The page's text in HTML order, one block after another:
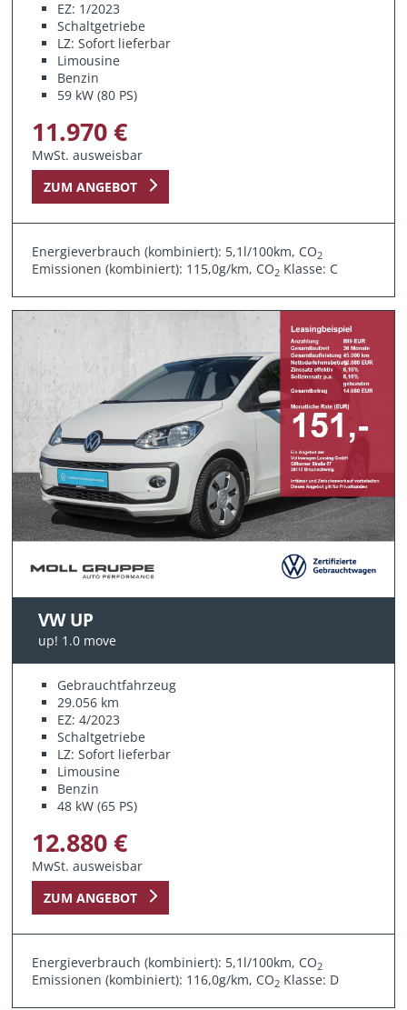
EZ: 1/2023
Schaltgetriebe
LZ: Sofort lieferbar
Limousine
Benzin
59 kW (80 PS)
11.970 €
MwSt. ausweisbar
ZUM ANGEBOT
Energieverbrauch (kombiniert): 5,1l/100km, CO2
Emissionen (kombiniert): 115,0g/km, CO2 Klasse: C
VW UP
up! 1.0 move
Gebrauchtfahrzeug
29.056 km
EZ: 4/2023
Schaltgetriebe
LZ: Sofort lieferbar
Limousine
Benzin
48 kW (65 PS)
12.880 €
MwSt. ausweisbar
ZUM ANGEBOT
Energieverbrauch (kombiniert): 5,1l/100km, CO2
Emissionen (kombiniert): 116,0g/km, CO2 Klasse: D